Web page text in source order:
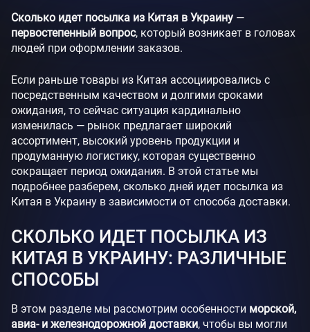
Сколько идет посылка из Китая в Украину —
первостепенный вопрос, который возникает в головах
людей при оформлении заказов.
Если раньше товары из Китая ассоциировались с
посредственным качеством и долгими сроками
ожидания, то сейчас ситуация кардинально
изменилась — рынок предлагает широкий
ассортимент, высокий уровень продукции и
продуманную логистику, которая существенно
сокращает период ожидания. В этой статье мы
подробнее разберем, сколько дней идет посылка из
Китая в Украину в зависимости от способа доставки.
СКОЛЬКО ИДЕТ ПОСЫЛКА ИЗ
КИТАЯ В УКРАИНУ: РАЗЛИЧНЫЕ
СПОСОБЫ
В этом разделе мы рассмотрим особенности морской,
авиа- и железнодорожной доставки, чтобы вы могли